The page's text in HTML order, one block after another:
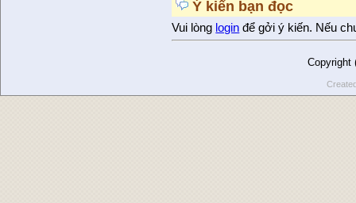
Ý kiến bạn đọc
Vui lòng login để gởi ý kiến. Nếu
Copyright